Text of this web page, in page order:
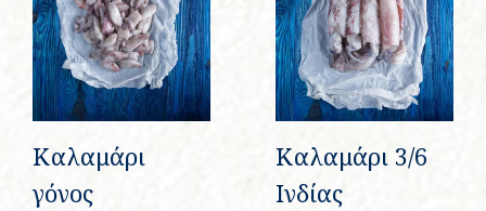
Καλαμάρι
γόνος
Καλαμάρι 3/6
Ινδίας